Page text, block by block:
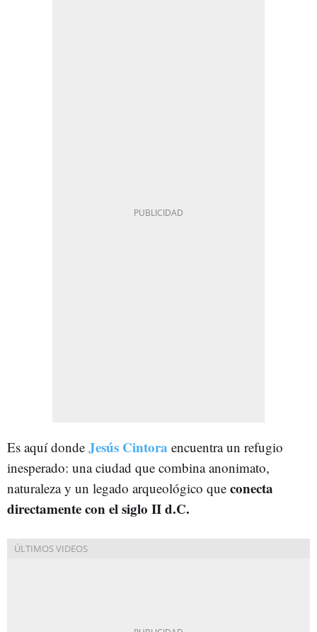
Es aquí donde Jesús Cintora encuentra un refugio
inesperado: una ciudad que combina anonimato,
naturaleza y un legado arqueológico que conecta
directamente con el siglo II d.C.